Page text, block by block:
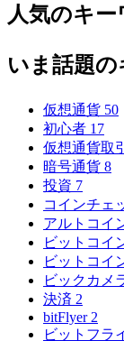
人気のキー
いま話題の
仮想通貨 50
初心者 17
仮想通貨取
暗号通貨 8
投資 7
コインチェ
アルトコイ
ビットコイ
ビットコイ
ビックカメ
決済 2
bitFlyer 2
ビットフラ